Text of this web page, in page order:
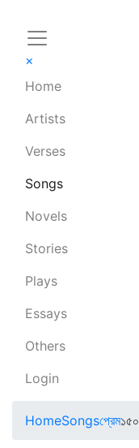
×
Home
Artists
Verses
Songs
Novels
Stories
Plays
Essays
Others
Login
HomeSongsপ্রেম১৫০